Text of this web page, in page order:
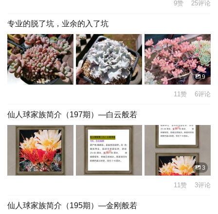
9赞 25评论
专业的脱了坑，业余的入了坑
9
11赞 6评论
仙人球家族简介（197期）—白云般若
3
11赞 3评论
仙人球家族简介（195期）—金刚般若